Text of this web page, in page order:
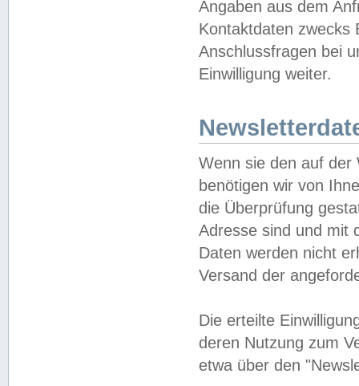
Angaben aus dem
Kontaktdaten zwecks
Anschlussfragen bei
Einwilligung weiter.
Wenn sie den auf der
benötigen wir von
die Überprüfung
Adresse sind und mit
Daten werden nicht
Versand der
Die erteilte
deren Nutzung zum
etwa über den